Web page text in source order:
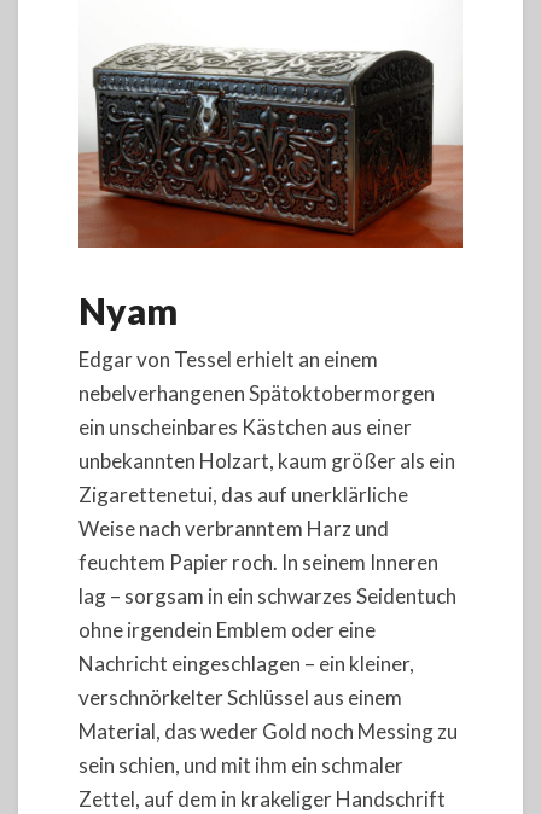
Nyam
Edgar von Tessel erhielt an einem
nebelverhangenen Spätoktobermorgen
ein unscheinbares Kästchen aus einer
unbekannten Holzart, kaum größer als ein
Zigarettenetui, das auf unerklärliche
Weise nach verbranntem Harz und
feuchtem Papier roch. In seinem Inneren
lag – sorgsam in ein schwarzes Seidentuch
ohne irgendein Emblem oder eine
Nachricht eingeschlagen – ein kleiner,
verschnörkelter Schlüssel aus einem
Material, das weder Gold noch Messing zu
sein schien, und mit ihm ein schmaler
Zettel, auf dem in krakeliger Handschrift